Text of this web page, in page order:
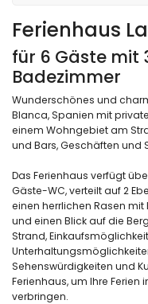
Ferienhaus
für 6 Gäste mit
Badezimmer
Wunderschönes und
Blanca, Spanien mit
einem Wohngebiet am
und Bars, Geschäften und
Das Ferienhaus verfügt
Gäste-WC, verteilt auf 2
einen herrlichen Rasen
und einen Blick auf die
Strand,
Sehenswürdigkeiten und
Ferienhaus, um Ihre Ferien
verbringen.